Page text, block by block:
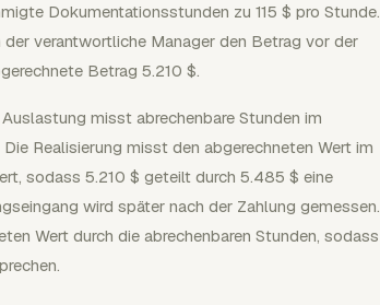
Dokumentationsstunden zu 115 $ pro Stunde.
verantwortliche Manager den Betrag vor der
Betrag 5.210 $.
misst abrechenbare Stunden im
Realisierung misst den abgerechneten Wert im
sodass 5.210 $ geteilt durch 5.485 $ eine
wird später nach der Zahlung gemessen.
Wert durch die abrechenbaren Stunden, sodass